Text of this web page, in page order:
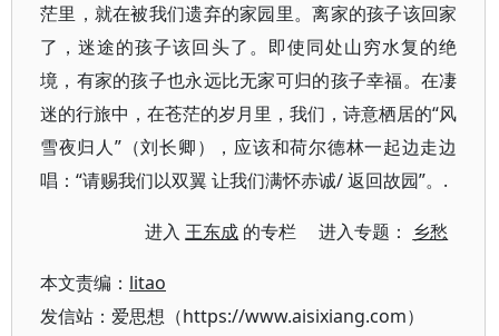
茫里，就在被我们遗弃的家园里。离家的孩子该回家
了，迷途的孩子该回头了。即使同处山穷水复的绝
境，有家的孩子也永远比无家可归的孩子幸福。在凄
迷的行旅中，在苍茫的岁月里，我们，诗意栖居的“风
雪夜归人”（刘长卿），应该和荷尔德林一起边走边
唱：“请赐我们以双翼 让我们满怀赤诚/ 返回故园”。.
进入王东成 的专栏 进入专题： 乡愁
本文责编： litao
发信站：爱思想（https://www.aisixiang.com）